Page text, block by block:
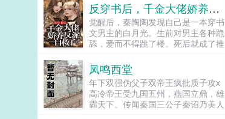
反穿书后，千金大佬娇养反派自救了
觉醒后，秦陶陶发现自己是一本穿书
文男主的白月光。生前对男主各种跪
舔，爱而不得跳了楼。死后就成了推
尸。秦家大小姐不干了！马上开启
王...
凤鸣西堂
年下双强伪父子双帝王疯批质子攻x
高冷帝王受九国五州，燕国立鼎，雄
霸天下。传闻秦国三公子秦诏乃美人